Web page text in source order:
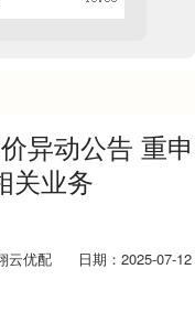
异动公告 重申
关业务
云优配
日期：2025-07-12